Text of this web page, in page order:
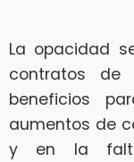
La opacidad
contratos
beneficios
aumentos de
y en la